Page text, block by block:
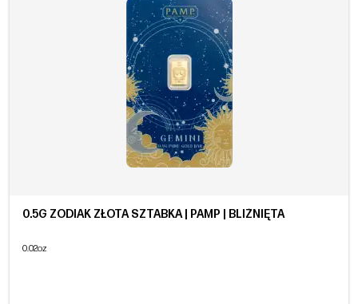
0.5G ZODIAK ZŁOTA SZTABKA | PAMP | BLIŹNIĘTA
0.02oz